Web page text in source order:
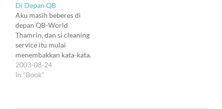
murid-murid aku sama
pikunnya sama aku, haha.
Udah lewat tengah
malam, aku sendirian di
LPK, selesai bikin paper.
Dengan LX-800,…
Di Depan QB
Aku masih beberes di
depan QB-World
Thamrin, dan si cleaning
service itu mulai
menembakkan kata-kata.
"Mahal ya buku-buku di
situ?" "Yaaa ... Mahal juga
2003-08-24
In "Book"